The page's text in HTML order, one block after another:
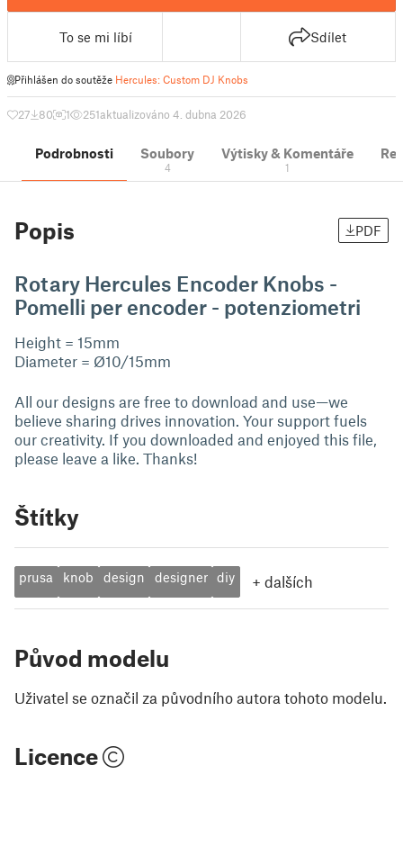
To se mi líbí Sdílet
Přihlášen do soutěže Hercules: Custom DJ Knobs
27 80 1 251aktualizováno 4. dubna 2026
Podrobnosti Soubory
4
Výtisky & Komentáře
1
Popis PDF
Rotary Hercules Encoder Knobs -
Pomelli per encoder - potenziometri
Height = 15mm
Diameter = Ø10/15mm
All our designs are free to download and use—we
believe sharing drives innovation. Your support fuels
our creativity. If you downloaded and enjoyed this file,
please leave a like. Thanks!
Štítky
prusa knob design designer diy + dalších
Původ modelu
Uživatel se označil za původního autora tohoto modelu.
Licence